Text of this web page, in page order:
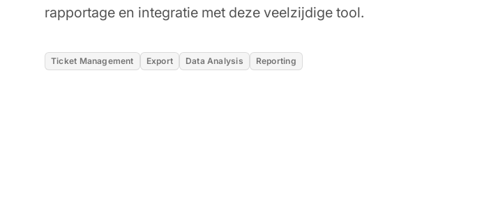
rapportage en integratie met deze veelzijdige tool.
Ticket Management Export Data Analysis Reporting